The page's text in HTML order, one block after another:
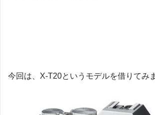
今回は、X-T20というモデルを借りてみ